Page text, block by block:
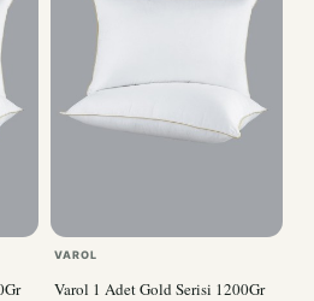
VAROL
Varol 1 Adet Gold Serisi 1200Gr